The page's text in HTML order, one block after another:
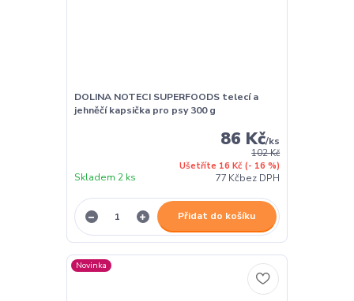
DOLINA NOTECI SUPERFOODS telecí a
jehněčí kapsička pro psy 300 g
102 Kč
Ušetříte 16 Kč (- 16 %)
86 Kč/ks
77 Kčbez DPH
Skladem 2 ks
Přidat do košíku
Novinka